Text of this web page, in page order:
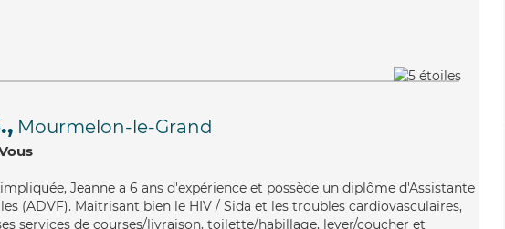
Mourmelon-le-Grand
Jeanne a 6 ans d'expérience et possède un diplôme d'Assistante
(ADVF). Maitrisant bien le HIV / Sida et les troubles cardiovasculaires,
services de courses/livraison, toilette/habillage, lever/coucher et